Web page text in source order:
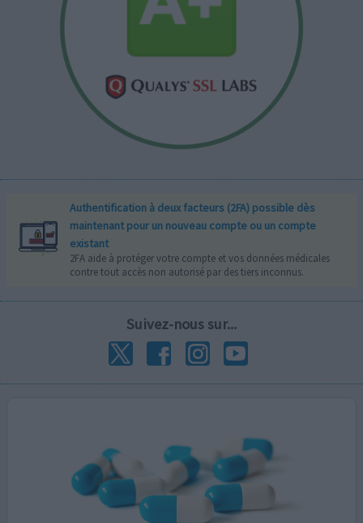
Authentification à deux facteurs (2FA) possible dès
maintenant pour un nouveau compte ou un compte
existant
2FA aide à protéger votre compte et vos données médicales
contre tout accès non autorisé par des tiers inconnus.
Suivez-nous sur...